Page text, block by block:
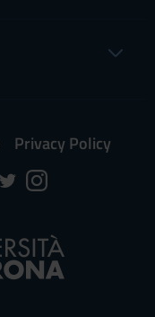
Privacy Policy